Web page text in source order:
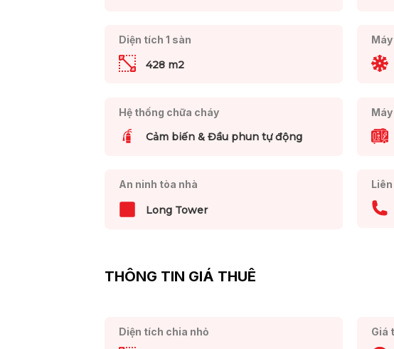
Diện tích 1 sàn
428 m2
Hệ thống chữa cháy
Cảm biến & Đầu phun tự động
An ninh tòa nhà
Long Tower
THÔNG TIN GIÁ THUÊ
Diện tích chia nhỏ Giá